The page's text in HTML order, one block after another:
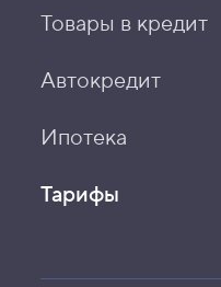
Товары в кредит
Автокредит
Ипотека
Тарифы